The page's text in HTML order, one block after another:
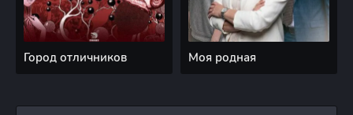
Город отличников Моя родная